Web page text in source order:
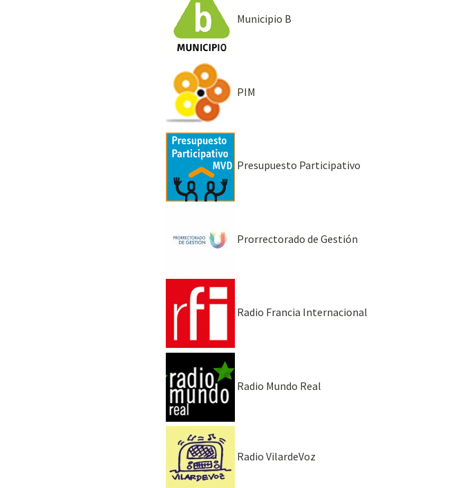
Municipio B
PIM
Presupuesto Participativo
Prorrectorado de Gestión
Radio Francia Internacional
Radio Mundo Real
Radio VilardeVoz